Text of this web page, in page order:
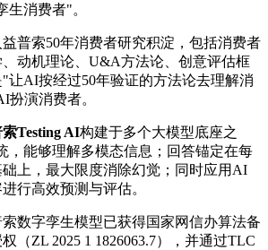
生消费者"。
普索50年消费者研究积淀，包括消费者
动机理论、U&A方法论、创意评估框
让AI按经过50年验证的方法论去理解消
扮演消费者。
索Testing AI构建于多个大模型底座之
，能够理解多模态信息；回答锚定在每
上，最大限度消除幻觉；同时应用AI
行高效预测与评估。
索数字孪生模型已获得国家网信办算法备
（ZL 2025 1 1826063.7），并通过TLC